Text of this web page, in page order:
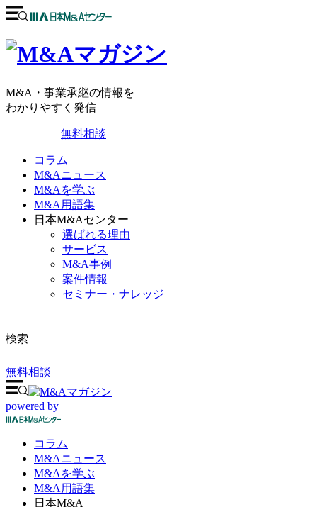
M&A・事業承継の情報を
わかりやすく発信
無料相談
コラム
M&Aニュース
M&Aを学ぶ
M&A用語集
日本M&Aセンター
選ばれる理由
サービス
M&A事例
案件情報
セミナー・ナレッジ
検索
無料相談
powered by
コラム
M&Aニュース
M&Aを学ぶ
M&A 用語集
日本M&A